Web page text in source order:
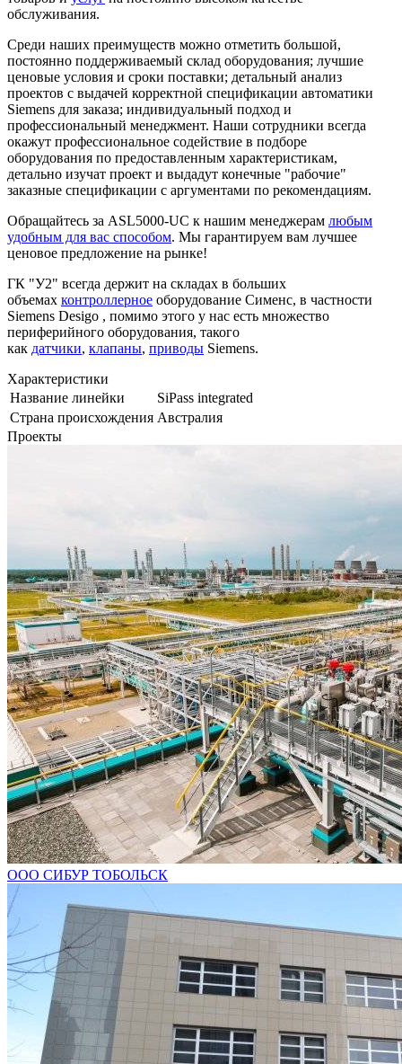
обслуживания.
Среди наших преимуществ можно отметить большой,
постоянно поддерживаемый склад оборудования; лучшие
ценовые условия и сроки поставки; детальный анализ
проектов с выдачей корректной спецификации автоматики
Siemens для заказа; индивидуальный подход и
профессиональный менеджмент. Наши сотрудники всегда
окажут профессиональное содействие в подборе
оборудования по предоставленным характеристикам,
детально изучат проект и выдадут конечные "рабочие"
заказные спецификации с аргументами по рекомендациям.
Обращайтесь за ASL5000-UC к нашим менеджерам любым
удобным для вас способом. Мы гарантируем вам лучшее
ценовое предложение на рынке!
ГК "У2" всегда держит на складах в больших
объемах контроллерное оборудование Сименс, в частности
Siemens Desigo , помимо этого у нас есть множество
периферийного оборудования, такого
как датчики, клапаны, приводы Siemens.
Характеристики
Название линейки
SiPass integrated
Страна происхождения Австралия
Проекты
ООО СИБУР ТОБОЛЬСК